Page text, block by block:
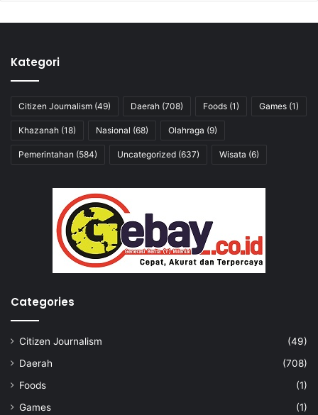
Kategori
Citizen Journalism (49) Daerah (708) Foods (1) Games (1)
Khazanah (18) Nasional (68) Olahraga (9)
Pemerintahan (584) Uncategorized (637) Wisata (6)
Categories
Citizen Journalism
(49)
Daerah
(708)
Foods
(1)
Games
(1)